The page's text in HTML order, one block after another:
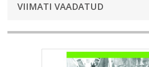
VIIMATI VAADATUD